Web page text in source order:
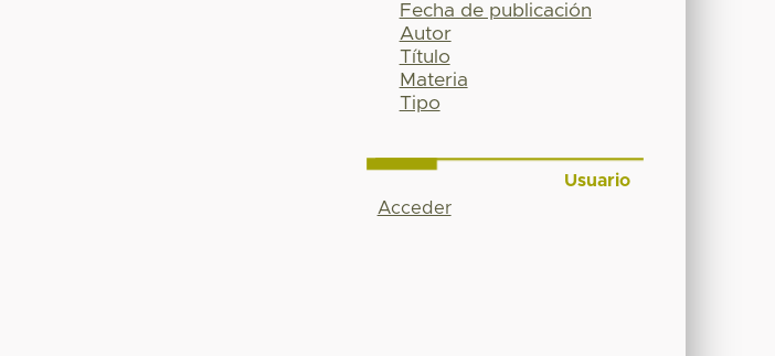
Fecha de publicación
Autor
Título
Materia
Tipo
Usuario
Acceder